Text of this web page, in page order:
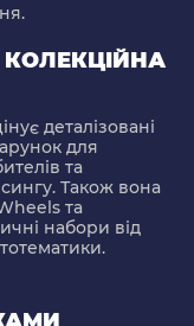
деталізовані
для
та
Також вона
та
набори від